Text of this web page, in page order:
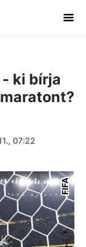
ki bírja
07:22
FIFA